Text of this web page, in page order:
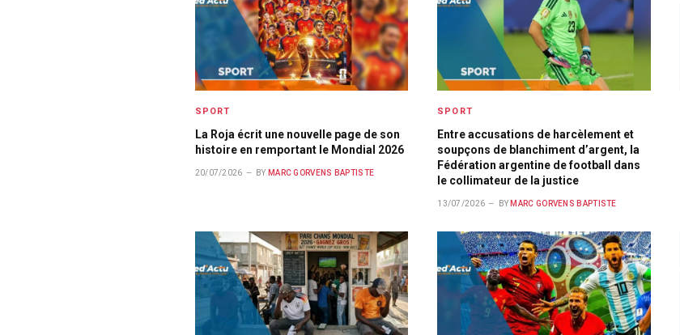
SPORT
La Roja écrit une nouvelle page de son
histoire en remportant le Mondial 2026
20/07/2026 BY MARC GORVENS BAPTISTE
SPORT
Entre accusations de harcèlement et
soupçons de blanchiment d’argent, la
Fédération argentine de football dans
le collimateur de la justice
13/07/2026 BY MARC GORVENS BAPTISTE